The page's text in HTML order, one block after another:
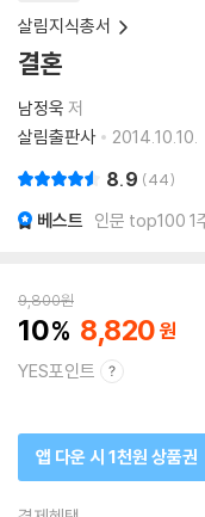
살림지식총서
결혼
남정욱 저
살림출판사
2014.10.10.
8.9 44
베스트 인문 top100 1
9,800원
10 8,820
YES포인트
앱 다운 시 1천원 상품권